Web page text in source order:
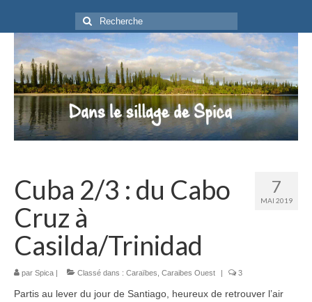
Rechercher
:
7
MAI 2019
Cuba 2/3 : du Cabo
Cruz à
Casilda/Trinidad
par Spica | Classé dans : Caraïbes Caraibes Ouest | 3
Partis au lever du jour de Santiago, heureux de retrouver l’air